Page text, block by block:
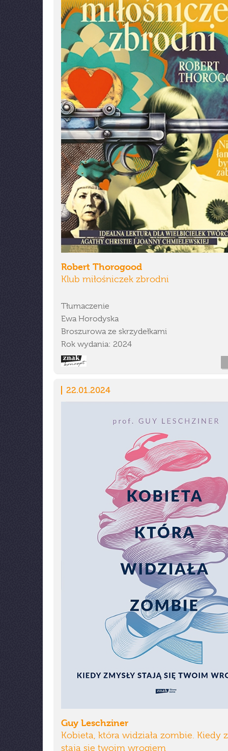
Robert Thorogood
Klub miłośniczek zbrodni
Tłumaczenie
Ewa Horodyska
Broszurowa ze skrzydełkami
Rok wydania: 2024
22.01.2024
Guy Leschziner
Kobieta, która widziała zombie. Kiedy
stają się twoim wrogiem